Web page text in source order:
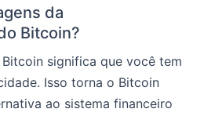
da
Bitcoin?
significa que você tem
Isso torna o Bitcoin
ao sistema financeiro